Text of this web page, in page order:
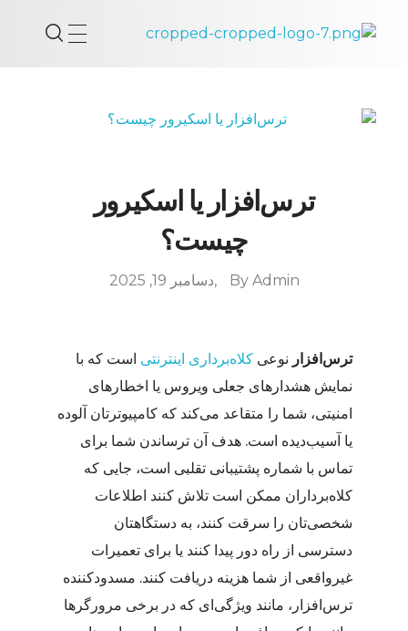
ترس‌افزار یا اسکير‌ور
چیست؟
دسامبر 19, 2025 By Admin
ترس‌افزار نوعیکلاه‌برداری اینترنتی است که با
نمایش هشدارهای جعلی ویروس یا اخطارهای
امنیتی، شما را متقاعد می‌کند که کامپیوترتان آلوده
یا آسیب‌دیده است. هدف آن ترساندن شما برای
تماس با شماره پشتیبانی تقلبی است، جایی که
کلاه‌برداران ممکن است تلاش کنند اطلاعات
شخصی‌تان را سرقت کنند، به دستگاهتان
دسترسی از راه دور پیدا کنند یا برای تعمیرات
غیرواقعی از شما هزینه دریافت کنند. مسدودکننده
ترس‌افزار، مانند ویژگی‌ای که در برخی مرورگرها